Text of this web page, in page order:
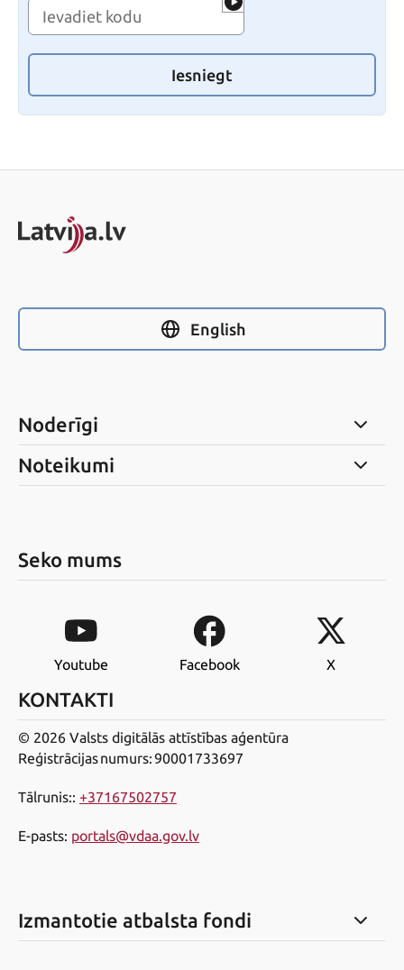
Iesniegt
English
Noderīgi
Noteikumi
Seko mums
Youtube Facebook X
KONTAKTI
© 2026 Valsts digitālās attīstības aģentūra
Reģistrācijas numurs: 90001733697
Tālrunis:: +37167502757
E-pasts: portals@vdaa.gov.lv
Izmantotie atbalsta fondi